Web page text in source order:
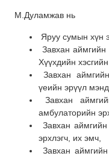
М.Дуламжав нь
Яруу сумын хүн
Завхан аймгийн
Хүүхдийн
Завхан
үеийн эрүүл
Завхан
амбулаторийн
Завхан аймгийн
эрхлэгч, их эмч,
Завхан